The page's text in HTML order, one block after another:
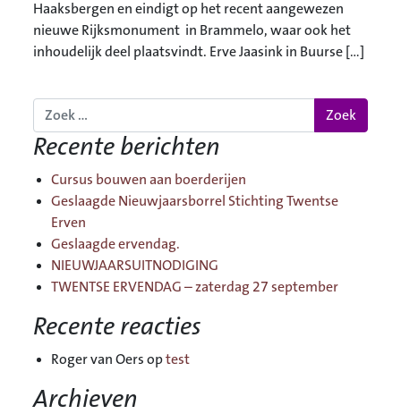
Haaksbergen en eindigt op het recent aangewezen
nieuwe Rijksmonument in Brammelo, waar ook het
inhoudelijk deel plaatsvindt. Erve Jaasink in Buurse […]
Zoek
Recente berichten
Cursus bouwen aan boerderijen
Geslaagde Nieuwjaarsborrel Stichting Twentse
Erven
Geslaagde ervendag.
NIEUWJAARSUITNODIGING
TWENTSE ERVENDAG – zaterdag 27 september
Recente reacties
Roger van Oers optest
Archieven